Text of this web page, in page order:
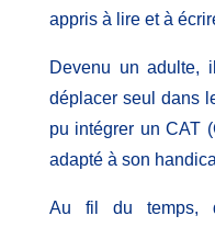
appris à lire et à
Devenu un adulte,
déplacer seul dans
pu intégrer un CAT
adapté à son
Au fil du temps,